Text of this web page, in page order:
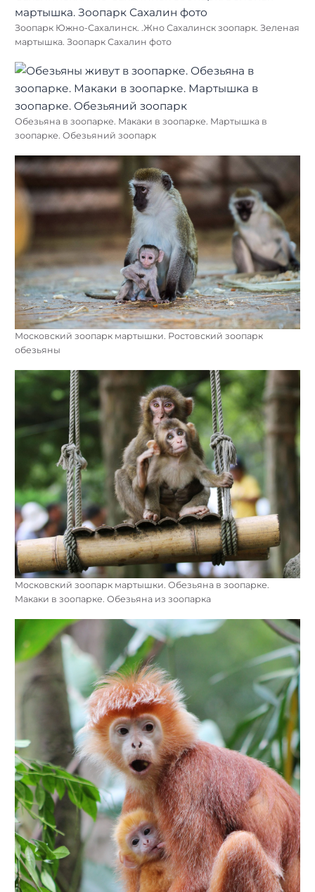
Зоопарк Южно-Сахалинск. .Жно Сахалинск зоопарк. Зеленая
мартышка. Зоопарк Сахалин фото
Обезьяна в зоопарке. Макаки в зоопарке. Мартышка в
зоопарке. Обезьяний зоопарк
Московский зоопарк мартышки. Ростовский зоопарк
обезьяны
Московский зоопарк мартышки. Обезьяна в зоопарке.
Макаки в зоопарке. Обезьяна из зоопарка